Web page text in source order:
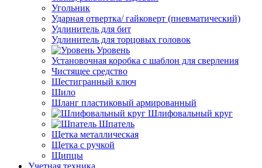
Угольник
Ударная отвертка/ гайковерт (пневматический)
Удлинитель для бит
Удлинитель для торцовых головок
Уровень
Установочная коробка с шаблон для сверления
Чистящее средство
Шестигранный ключ
Шило
Шланг пластиковый армированный
Шлифовальный круг
Шпатель
Щетка металлическая
Щетка с ручкой
Щипцы
Учетная техника